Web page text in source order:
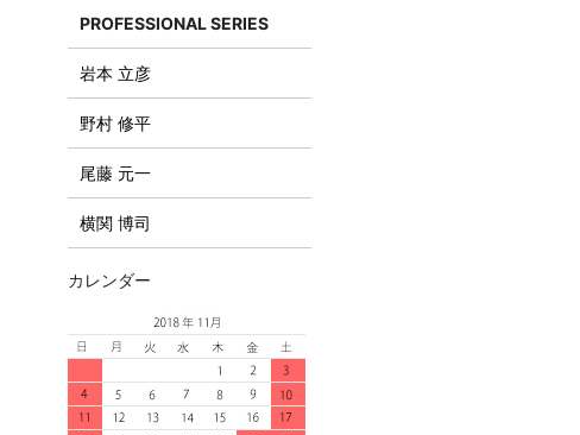
PROFESSIONAL SERIES
岩本 立彦
野村 修平
尾藤 元一
横関 博司
カレンダー